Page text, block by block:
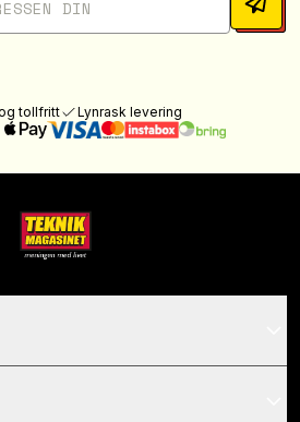
tollfritt Lynrask levering